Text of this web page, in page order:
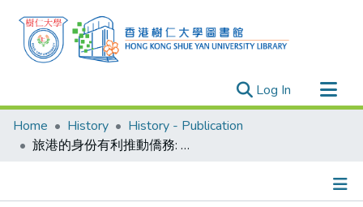
Log In (current)
Research Outputs
Researchers
Projects
Home History
History - Publication
旅港的身份有利推動僑務: 以香港一地閩籍商會及同鄉會組織為例